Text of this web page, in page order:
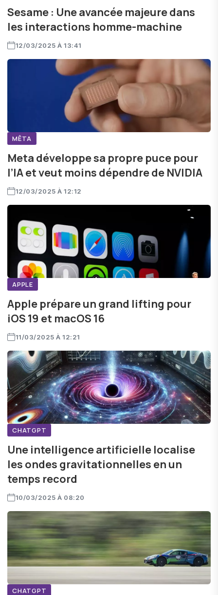
Sesame : Une avancée majeure dans
les interactions homme-machine
12/03/2025 À 13:41
MÊTA
Meta développe sa propre puce pour
l’IA et veut moins dépendre de NVIDIA
12/03/2025 À 12:12
APPLE
Apple prépare un grand lifting pour
iOS 19 et macOS 16
11/03/2025 À 12:21
CHATGPT
Une intelligence artificielle localise
les ondes gravitationnelles en un
temps record
10/03/2025 À 08:20
CHATGPT